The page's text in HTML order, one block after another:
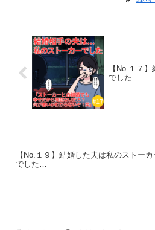
【No.１７
でした…
【No.１９】結婚した夫は私のストーカ
でした…